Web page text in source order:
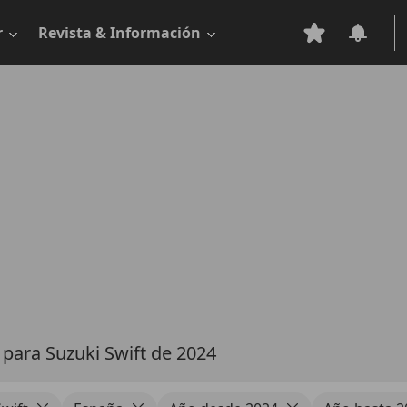
Revista & Información
para Suzuki Swift de 2024